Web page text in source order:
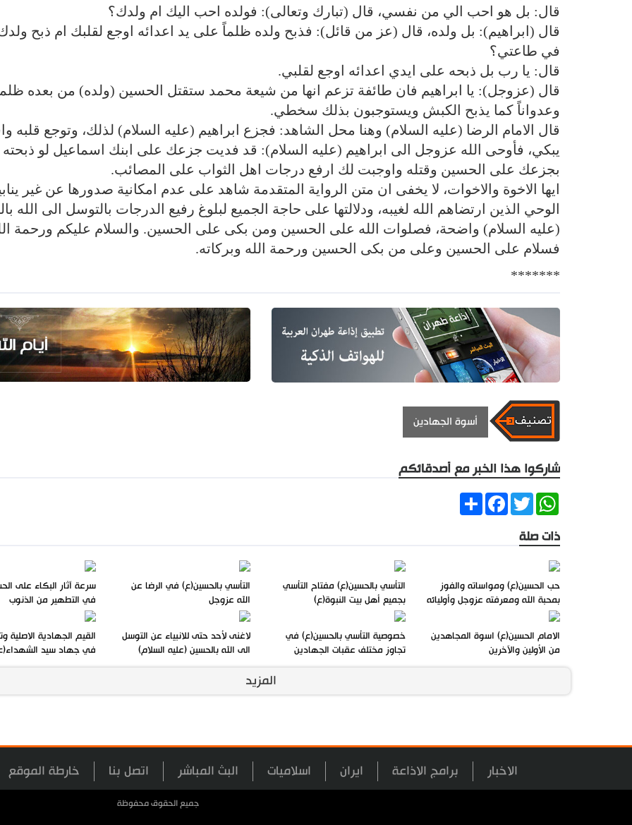
قال: بل هو احب الي من نفسي، قال (تبارك وتعالى): فولده احب اليك ام ولدك؟
قال (ابراهيم): بل ولده، قال (عز من قائل): فذبح ولده ظلماً على يد اعدائه اوجع لقلبك ام ذبح
في طاعتي؟
قال: يا رب بل ذبحه على ايدي اعدائه اوجع لقلبي.
قال (عزوجل): يا ابراهيم فان طائفة‌ تزعم انها من شيعة محمد ستقتل الحسين (ولده) من بعده
وعدواناً كما يذبح الكبش ويستوجبون بذلك سخطي.
قال الامام الرضا (عليه السلام) وهنا محل الشاهد: فجزع ابراهيم (عليه السلام) لذلك، وتوجع قلبه
يبكي، فأوحى الله عزوجل الى ابراهيم (عليه السلام): قد فديت جزعك على ابنك اسماعيل لو ذبحته
بجزعك على الحسين وقتله واوجبت لك ارفع درجات اهل الثواب على المصائب.
ايها الاخوة والاخوات، لا يخفى ان متن الرواية المتقدمة شاهد على عدم امكانية صدورها عن غير
الوحي الذين ارتضاهم الله لغيبه، ودلالتها على حاجة الجميع لبلوغ رفيع الدرجات بالتوسل الى الله
(عليه السلام) واضحة، فصلوات الله على الحسين ومن بكى على الحسين. والسلام عليكم ورحمة
فسلام على الحسين وعلى من بكى الحسين ورحمة الله وبركاته.
*******
أسوة الجهادين
شاركوا هذا الخبر مع أصدقائكم
ShareFacebookTwitter
WhatsApp
ذات صلة
حب الحسين(ع) ومواساته والفوز
بمحبة الله ومعرفته عزوجل وأوليائه
التأسي بالحسين(ع) مفتاح التأسي
بجميع أهل بيت النبوة(ع)
التأسي بالحسين(ع) في الرضا عن
الله عزوجل
سرعة آثار البكاء على
في التطهير من الذنوب
الامام الحسين(ع) اسوة المجاهدين
من الأولين والآخرين
خصوصية التأسي بالحسين(ع) في
تجاوز مختلف عقبات الجهادين
لاغنى لأحد حتى للانبياء عن التوسل
الى الله بالحسين (عليه السلام)
القيم الجهادية الاصلية
في جهاد سيد
المزيد
الاخبار برامج الاذاعة ايران اسلاميات البث المباشر اتصل بنا خارطة الموقع
جميع الحقوق محفوظة